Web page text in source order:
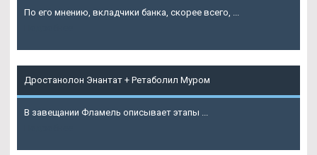
По его мнению, вкладчики банка, скорее всего, ...
Дростанолон Энантат + Ретаболил Муром
В завещании Фламель описывает этапы ...